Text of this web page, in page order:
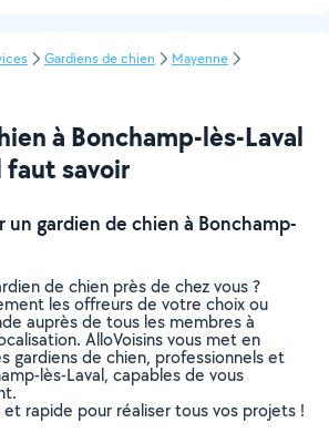
Gardiens de chien
Mayenne
à Bonchamp-lès-Laval
faut savoir
gardien de chien à Bonchamp-
de chien près de chez vous ?
les offreurs de votre choix ou
auprès de tous les membres à
AlloVoisins vous met en
gardiens de chien, professionnels et
lès-Laval, capables de vous
et rapide pour réaliser tous vos projets !